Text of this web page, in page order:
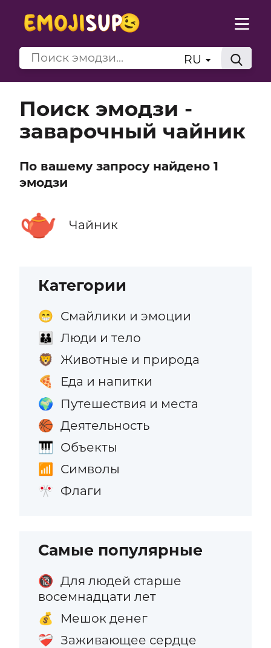
RU
Поиск эмодзи -
заварочный чайник
По вашему запросу найдено 1
эмодзи
🫖 Чайник
Категории
😁 Смайлики и эмоции
👪 Люди и тело
🦁 Животные и природа
🍕 Еда и напитки
🌍 Путешествия и места
🏀 Деятельность
🎹 Объекты
📶 Символы
🎌 Флаги
Самые популярные
🔞 Для людей старше
восемнадцати лет
💰 Мешок денег
❤️‍🩹 Заживающее сердце